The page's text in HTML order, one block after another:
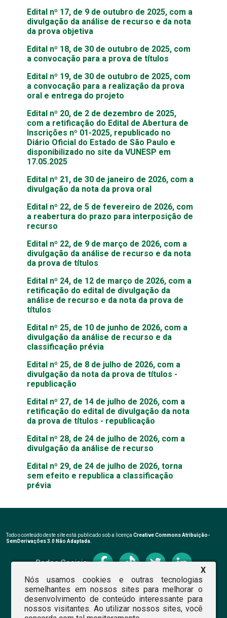
Edital nº 17, de 9 de outubro de 2025, com a
divulgação da análise de recurso e da nota
da prova objetiva
Edital nº 18, de 30 de outubro de 2025, com
a convocação para a prova de títulos
Edital nº 19, de 30 de outubro de 2025, com
a convocação para a realização da prova
oral e entrega do projeto
Edital nº 20, de 2 de dezembro de 2025,
com a retificação do Edital de Abertura de
Inscrições nº 01-2025, republicado no
Diário Oficial do Estado de São Paulo e
disponibilizado no site da VUNESP em
17.05.2025
Edital nº 21, de 30 de janeiro de 2026, com a
divulgação da nota da prova oral
Edital nº 22, de 5 de fevereiro de 2026, com
a reabertura do prazo para interposição de
recurso
Edital nº 22, de 9 de março de 2026, com a
divulgação da análise de recurso e da nota
da prova de títulos
Edital nº 24, de 12 de março de 2026, com a
retificação do edital de divulgação da
análise de recurso e da nota da prova de
títulos
Edital nº 25, de 10 de junho de 2026, com a
divulgação da análise de recurso e da
classificação prévia
Edital nº 25, de 8 de julho de 2026, com a
divulgação da nota da prova de títulos -
republicação
Edital nº 27, de 14 de julho de 2026, com a
retificação do edital de divulgação da nota
da prova de títulos - republicação
Edital nº 28, de 24 de julho de 2026, com a
divulgação da análise de recurso
Edital nº 29, de 24 de julho de 2026, torna
sem efeito e republica a classificação
prévia
Todo o conteúdo deste site está publicado sob a licença Creative Commons Atribuição-
SemDerivações 3.0 Não Adaptada.
Redes Sociais:
Nós usamos cookies e outras tecnologias
semelhantes em nossos sites para melhorar o
desenvolvimento de conteúdo interessante para
nossos visitantes. Ao utilizar nossos sites, você
X